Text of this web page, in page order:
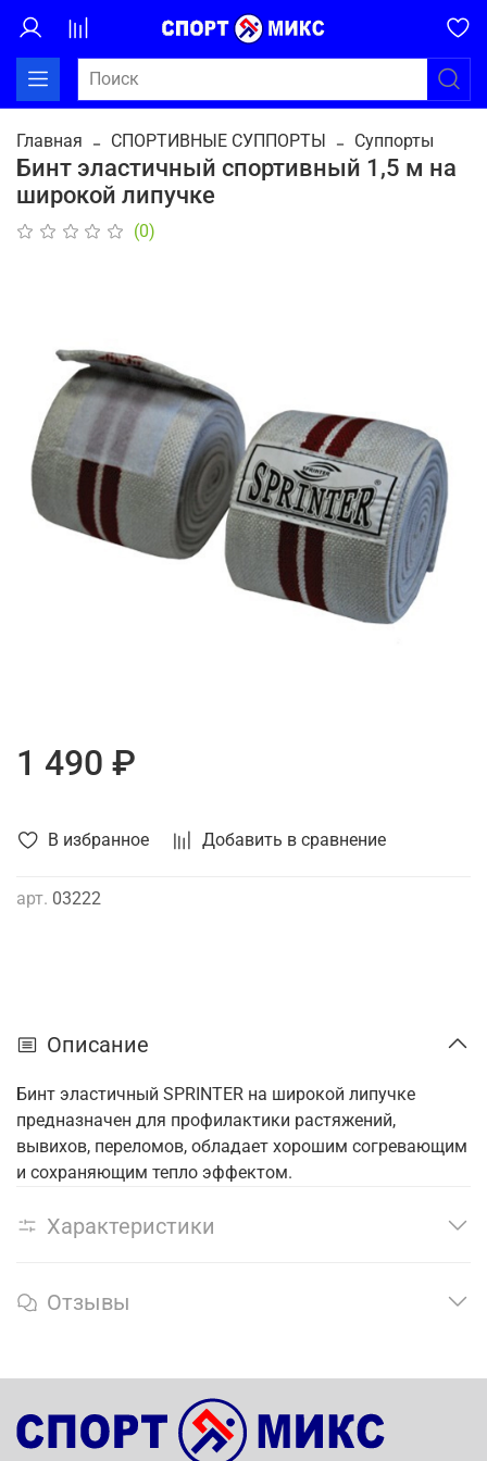
Главная СПОРТИВНЫЕ СУППОРТЫ Суппорты
Бинт эластичный спортивный 1,5 м на
широкой липучке
(0)
В избранное Добавить в сравнение
арт. 03222
1 490 ₽
Описание
Бинт эластичный SPRINTER на широкой липучке
предназначен для профилактики растяжений,
вывихов, переломов, обладает хорошим согревающим
и сохраняющим тепло эффектом.
Характеристики
Отзывы